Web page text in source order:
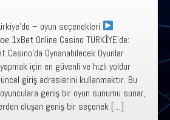
– oyun seçenekleri
1xBet Online Casino TÜRKİYE’de:
Casino’da Oynanabilecek Oyunlar
için en güvenli ve hızlı yoldur
giriş adreslerini kullanmaktır. Bu
geniş bir oyun sunumu sunar,
oluşan geniş bir seçenek […]